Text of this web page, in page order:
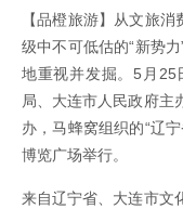
【品橙旅游】从文旅
级中不可低估的“新势
地重视并发掘。5月25
局、大连市人民政府主
办，马蜂窝组织的“辽
博览广场举行。
来自辽宁省、大连市文